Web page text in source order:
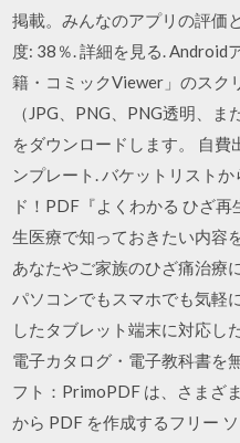
掲載。みんなのアプリの評価
度: 38％. 詳細を見る. Android
籍・コミックViewer」のスク
（JPG、PNG、PNG透明、
をダウンロードします。 自
ンプレート. バケットリスト
ド！PDF『よくわかる ひざ
生医療で知っておきたい内容
あなたやご家族のひざ痛治療
パソコンでもスマホでも気軽
したタブレット端末に対応し
電子カタログ・電子教科書を
フト：PrimoPDF は、さまざ
から PDF を作成するフリー